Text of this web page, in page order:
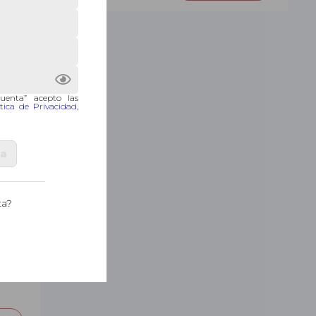
acepto las
de Privacidad